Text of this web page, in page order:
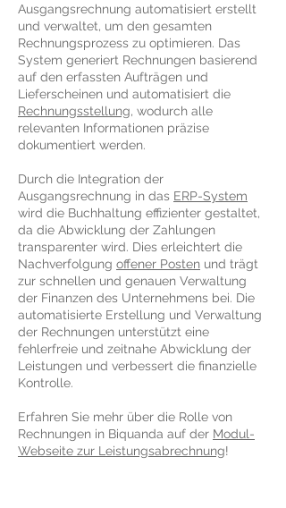
Ausgangsrechnung automatisiert erstellt
und verwaltet, um den gesamten
Rechnungsprozess zu optimieren. Das
System generiert Rechnungen basierend
auf den erfassten Aufträgen und
Lieferscheinen und automatisiert die
Rechnungsstellung, wodurch alle
relevanten Informationen präzise
dokumentiert werden.
Durch die Integration der
Ausgangsrechnung in das ERP-System
wird die Buchhaltung effizienter gestaltet,
da die Abwicklung der Zahlungen
transparenter wird. Dies erleichtert die
Nachverfolgung offener Posten und trägt
zur schnellen und genauen Verwaltung
der Finanzen des Unternehmens bei. Die
automatisierte Erstellung und Verwaltung
der Rechnungen unterstützt eine
fehlerfreie und zeitnahe Abwicklung der
Leistungen und verbessert die finanzielle
Kontrolle.
Erfahren Sie mehr über die Rolle von
Rechnungen in Biquanda auf der Modul-
Webseite zur Leistungsabrechnung!